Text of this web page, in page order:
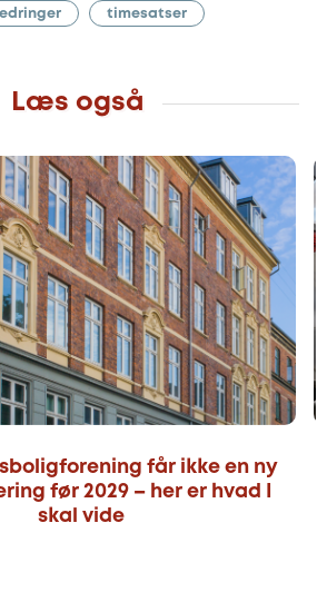
timesatser
Læs også
får ikke en ny
før 2029 – her er hvad I
skal vide